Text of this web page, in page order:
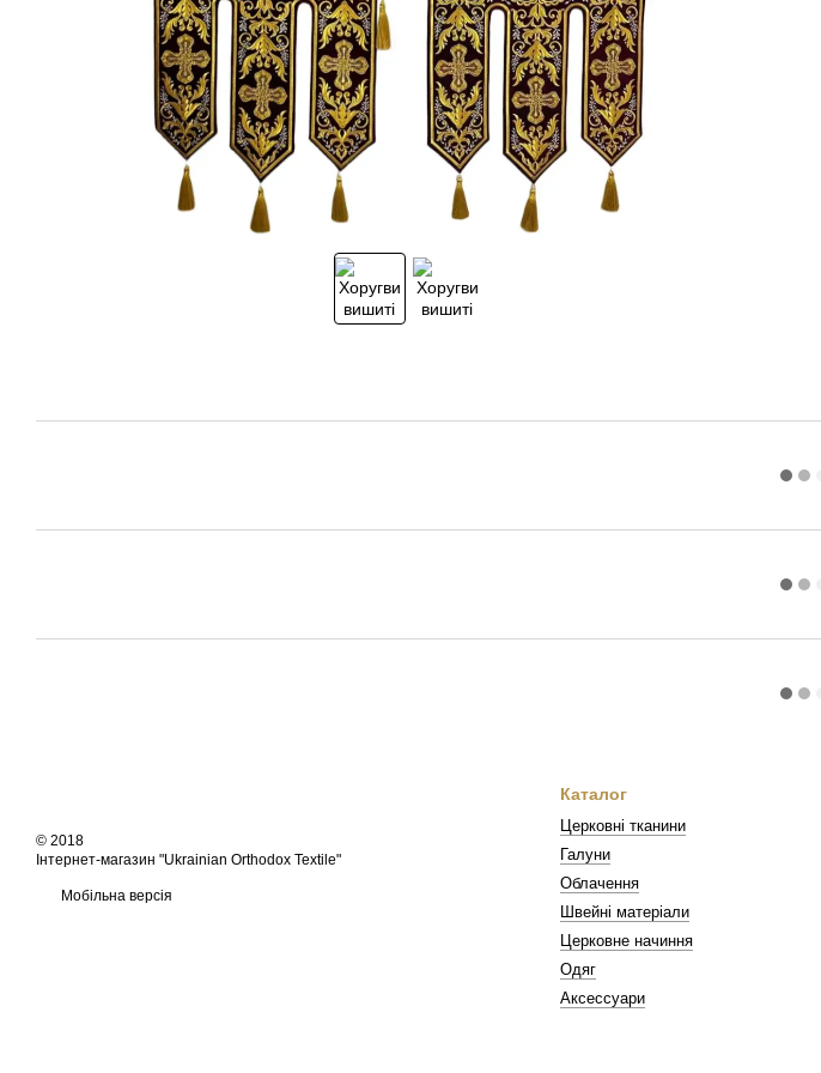
© 2018
Інтернет-магазин "Ukrainian Orthodox Textile"
Мобільна версія
Каталог
Церковні тканини
Галуни
Облачення
Швейні матеріали
Церковне начиння
Одяг
Аксессуари